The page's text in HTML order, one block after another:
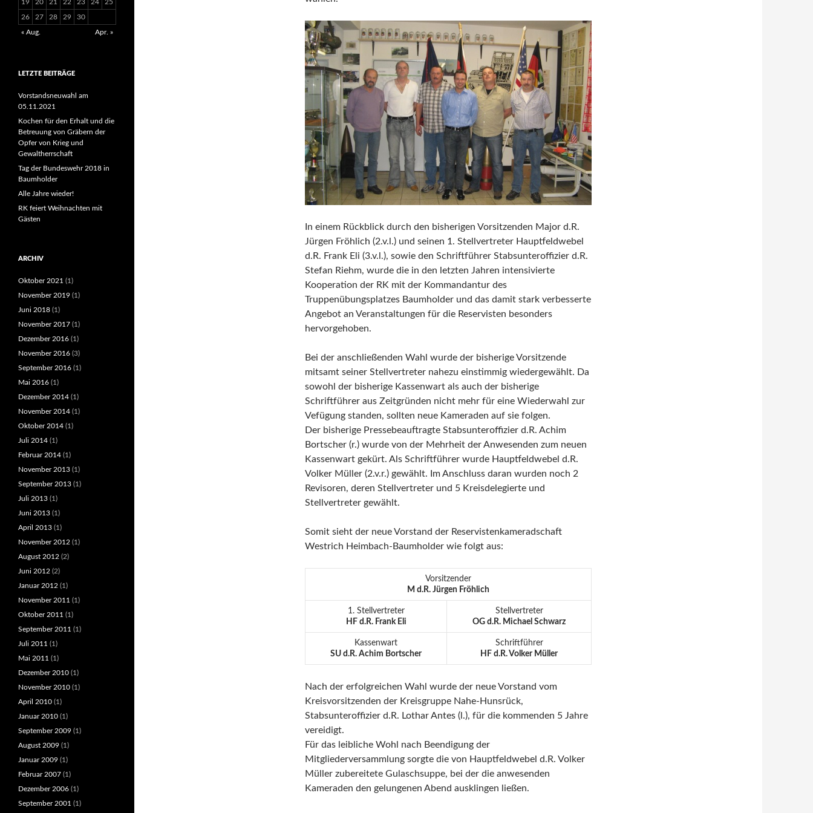
In einem Rückblick durch den bisherigen Vorsitzenden Major d.R.
Jürgen Fröhlich (2.v.l.) und seinen 1. Stellvertreter Hauptfeldwebel
d.R. Frank Eli (3.v.l.), sowie den Schriftführer Stabsunteroffizier d.R.
Stefan Riehm, wurde die in den letzten Jahren intensivierte
Kooperation der RK mit der Kommandantur des
Truppenübungsplatzes Baumholder und das damit stark verbesserte
Angebot an Veranstaltungen für die Reservisten besonders
hervorgehoben.
Bei der anschließenden Wahl wurde der bisherige Vorsitzende
mitsamt seiner Stellvertreter nahezu einstimmig wiedergewählt. Da
sowohl der bisherige Kassenwart als auch der bisherige
Schriftführer aus Zeitgründen nicht mehr für eine Wiederwahl zur
Vefügung standen, sollten neue Kameraden auf sie folgen.
Der bisherige Pressebeauftragte Stabsunteroffizier d.R. Achim
Bortscher (r.) wurde von der Mehrheit der Anwesenden zum neuen
Kassenwart gekürt. Als Schriftführer wurde Hauptfeldwebel d.R.
Volker Müller (2.v.r.) gewählt. Im Anschluss daran wurden noch 2
Revisoren, deren Stellvertreter und 5 Kreisdelegierte und
Stellvertreter gewählt.
Somit sieht der neue Vorstand der Reservistenkameradschaft
Westrich Heimbach-Baumholder wie folgt aus:
Vorsitzender
M d.R. Jürgen Fröhlich
1. Stellvertreter
HF d.R. Frank Eli
Stellvertreter
OG d.R. Michael Schwarz
Kassenwart
SU d.R. Achim Bortscher
Schriftführer
HF d.R. Volker Müller
Nach der erfolgreichen Wahl wurde der neue Vorstand vom
Kreisvorsitzenden der Kreisgruppe Nahe-Hunsrück,
Stabsunteroffizier d.R. Lothar Antes (l.), für die kommenden 5 Jahre
vereidigt.
Für das leibliche Wohl nach Beendigung der
Mitgliederversammlung sorgte die von Hauptfeldwebel d.R. Volker
Müller zubereitete Gulaschsuppe, bei der die anwesenden
Kameraden den gelungenen Abend ausklingen ließen.
19 20 21 22 23 24 25
26 27 28 29 30
« Aug. Apr. »
LETZTE BEITRÄGE
Vorstandsneuwahl am
05.11.2021
Kochen für den Erhalt und die
Betreuung von Gräbern der
Opfer von Krieg und
Gewaltherrschaft
Tag der Bundeswehr 2018 in
Baumholder
Alle Jahre wieder!
RK feiert Weihnachten mit
Gästen
ARCHIV
Oktober 2021 (1)
November 2019 (1)
Juni 2018 (1)
November 2017 (1)
Dezember 2016 (1)
November 2016 (3)
September 2016 (1)
Mai 2016 (1)
Dezember 2014 (1)
November 2014 (1)
Oktober 2014 (1)
Juli 2014 (1)
Februar 2014 (1)
November 2013 (1)
September 2013 (1)
Juli 2013 (1)
Juni 2013 (1)
April 2013 (1)
November 2012 (1)
August 2012 (2)
Juni 2012 (2)
Januar 2012 (1)
November 2011 (1)
Oktober 2011 (1)
September 2011 (1)
Juli 2011 (1)
Mai 2011 (1)
Dezember 2010 (1)
November 2010 (1)
April 2010 (1)
Januar 2010 (1)
September 2009 (1)
August 2009 (1)
Januar 2009 (1)
Februar 2007 (1)
Dezember 2006 (1)
September 2001 (1)